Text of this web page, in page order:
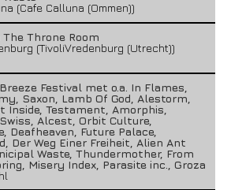
(Cafe Calluna (Ommen))
The Throne Room
(TivoliVredenburg (Utrecht))
Festival met o.a. In Flames,
Saxon, Lamb Of God, Alestorm,
Inside, Testament, Amorphis,
Alcest, Orbit Culture,
Deafheaven, Future Palace,
Der Weg Einer Freiheit, Alien Ant
Waste, Thundermother, From
Misery Index, Parasite inc., Groza